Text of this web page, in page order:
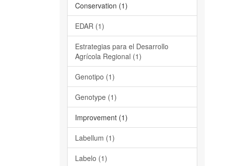
Conservation (1)
EDAR (1)
Estrategias para el Desarrollo
Agrícola Regional (1)
Genotipo (1)
Genotype (1)
Improvement (1)
Labellum (1)
Labelo (1)